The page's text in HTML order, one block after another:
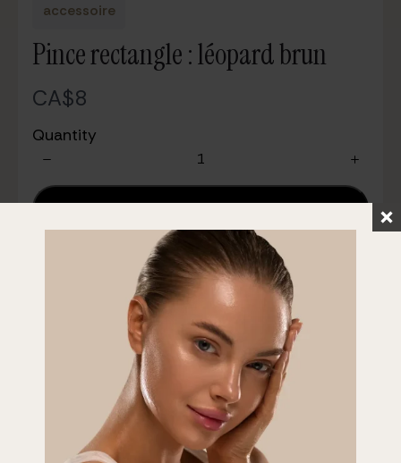
accessoire
Pince rectangle : léopard brun
N
o
w
CA$8
Quantity
Add to Cart
Add to Cart